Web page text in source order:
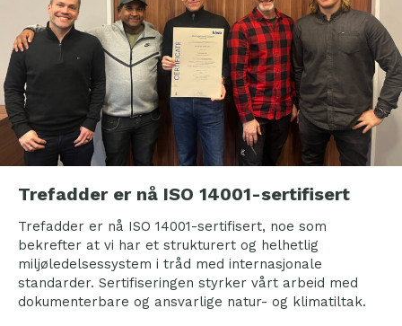
Trefadder er nå ISO 14001-sertifisert
Trefadder er nå ISO 14001-sertifisert, noe som
bekrefter at vi har et strukturert og helhetlig
miljøledelsessystem i tråd med internasjonale
standarder. Sertifiseringen styrker vårt arbeid med
dokumenterbare og ansvarlige natur- og klimatiltak.